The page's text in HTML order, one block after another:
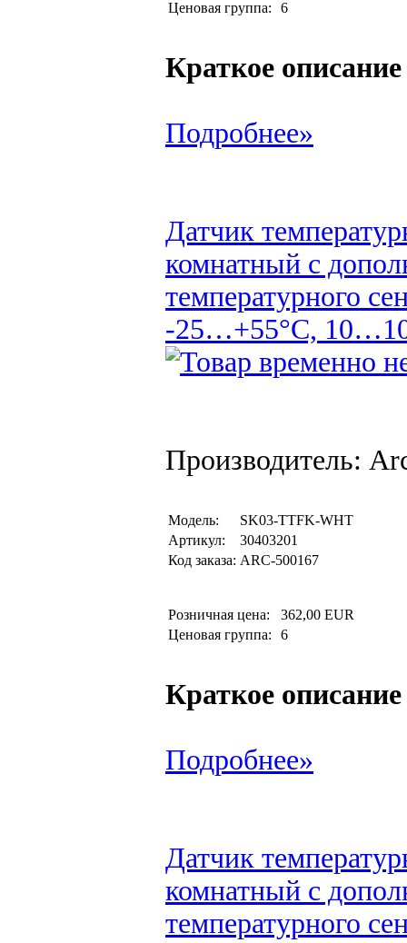
Ценовая группа:
6
Краткое описание
Подробнее»
Датчик
комнатный с
температурного
-25…+55°C,
Производитель:
Модель:
SK03-TTFK-WHT
Артикул:
30403201
Код заказа: ARC-500167
Розничная цена:
362,00 EUR
Ценовая группа:
6
Краткое описание
Подробнее»
Датчик
комнатный с
температурного